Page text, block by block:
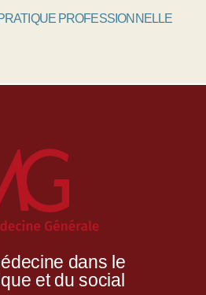
PROFESSIONNELLE
dans le
et du social